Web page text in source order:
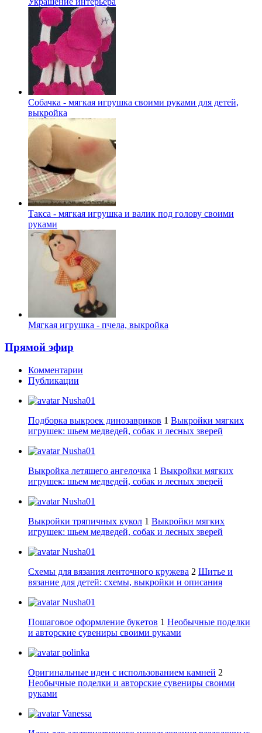
Собачка - мягкая игрушка своими руками для детей,
выкройка
Такса - мягкая игрушка и валик под голову своими
руками
Мягкая игрушка - пчела, выкройка
Прямой эфир
Комментарии
Публикации
Nusha01
Подборка выкроек динозавриков 1 Выкройки мягких
игрушек: шьем медведей, собак и лесных зверей
Nusha01
Выкройка летящего ангелочка 1 Выкройки мягких
игрушек: шьем медведей, собак и лесных зверей
Nusha01
Выкройки тряпичных кукол 1 Выкройки мягких
игрушек: шьем медведей, собак и лесных зверей
Nusha01
Схемы для вязания ленточного кружева 2 Шитье и
вязание для детей: схемы, выкройки и описания
Nusha01
Пошаговое оформление букетов 1 Необычные поделки
и авторские сувениры своими руками
polinka
Оригинальные идеи с использованием камней 2
Необычные поделки и авторские сувениры своими
руками
Vanessa